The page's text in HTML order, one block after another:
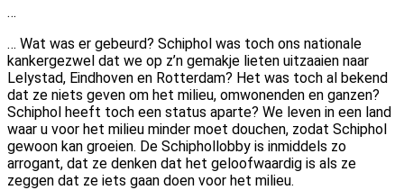
…
… Wat was er gebeurd? Schiphol was toch ons nationale
kankergezwel dat we op z’n gemakje lieten uitzaaien naar
Lelystad, Eindhoven en Rotterdam? Het was toch al bekend
dat ze niets geven om het milieu, omwonenden en ganzen?
Schiphol heeft toch een status aparte? We leven in een land
waar u voor het milieu minder moet douchen, zodat Schiphol
gewoon kan groeien. De Schiphollobby is inmiddels zo
arrogant, dat ze denken dat het geloofwaardig is als ze
zeggen dat ze iets gaan doen voor het milieu.